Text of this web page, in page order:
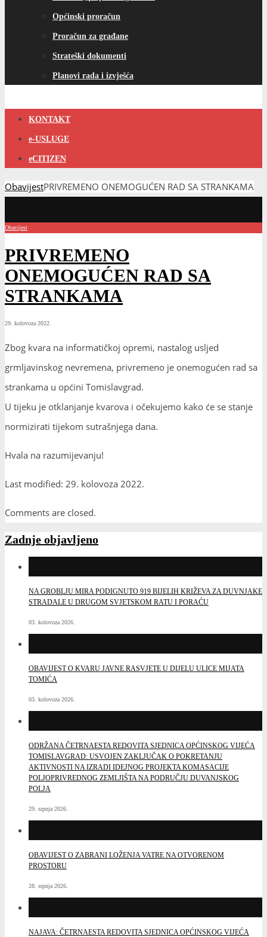
Općinski proračun
Proračun za građane
Strateški dokumenti
Planovi rada i izvješća
KONTAKT
e-USLUGE
eCITIZEN
ObavijestPRIVREMENO ONEMOGUĆEN RAD SA STRANKAMA
Obavijest
PRIVREMENO
ONEMOGUĆEN RAD SA
STRANKAMA
29. kolovoza 2022.
Zbog kvara na informatičkoj opremi, nastalog usljed
grmljavinskog nevremena, privremeno je onemogućen rad sa
strankama u općini Tomislavgrad.
U tijeku je otklanjanje kvarova i očekujemo kako će se stanje
normizirati tijekom sutrašnjega dana.
Hvala na razumijevanju!
Last modified: 29. kolovoza 2022.
Comments are closed.
Zadnje objavljeno
NA GROBLJU MIRA PODIGNUTO 919 BIJELIH KRIŽEVA ZA DUVNJAKE
STRADALE U DRUGOM SVJETSKOM RATU I PORAĆU
03. kolovoza 2026.
OBAVIJEST O KVARU JAVNE RASVJETE U DIJELU ULICE MIJATA
TOMIĆA
03. kolovoza 2026.
ODRŽANA ČETRNAESTA REDOVITA SJEDNICA OPĆINSKOG VIJEĆA
TOMISLAVGRAD: USVOJEN ZAKLJUČAK O POKRETANJU
AKTIVNOSTI NA IZRADI IDEJNOG PROJEKTA KOMASACIJE
POLJOPRIVREDNOG ZEMLJIŠTA NA PODRUČJU DUVANJSKOG
POLJA
29. srpnja 2026.
OBAVIJEST O ZABRANI LOŽENJA VATRE NA OTVORENOM
PROSTORU
28. srpnja 2026.
NAJAVA: ČETRNAESTA REDOVITA SJEDNICA OPĆINSKOG VIJEĆA